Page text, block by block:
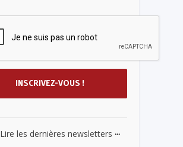
Lire les dernières newsletters ...